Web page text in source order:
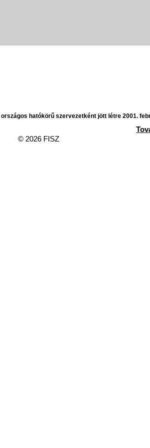
hatókörű szervezetként jött létre 2001.
© 2026 FISZ